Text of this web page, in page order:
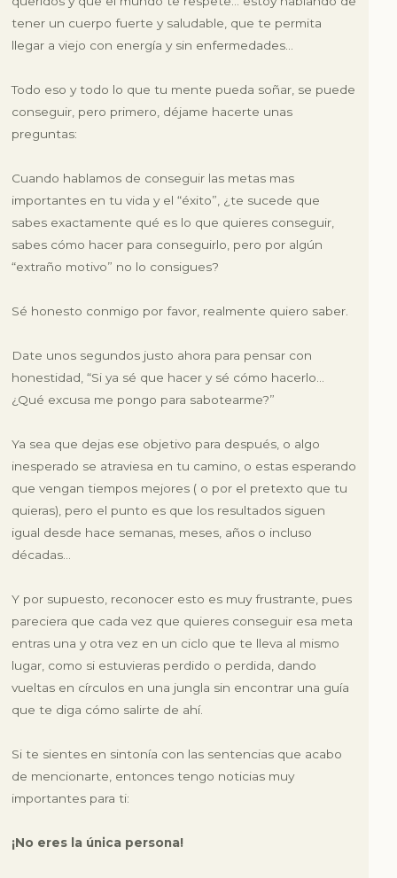
tener un cuerpo fuerte y saludable, que te permita
llegar a viejo con energía y sin enfermedades…
Todo eso y todo lo que tu mente pueda soñar, se puede
conseguir, pero primero, déjame hacerte unas
preguntas:
Cuando hablamos de conseguir las metas mas
importantes en tu vida y el “éxito”, ¿te sucede que
sabes exactamente qué es lo que quieres conseguir,
sabes cómo hacer para conseguirlo, pero por algún
“extraño motivo” no lo consigues?
Sé honesto conmigo por favor, realmente quiero saber.
Date unos segundos justo ahora para pensar con
honestidad,“Si ya sé que hacer y sé cómo hacerlo…
¿Qué excusa me pongo para sabotearme?”
Ya sea que dejas ese objetivo para después, o algo
inesperado se atraviesa en tu camino, o estas esperando
que vengan tiempos mejores ( o por el pretexto que tu
quieras), pero el punto es que los resultados siguen
igual desde hace semanas, meses, años o incluso
décadas…
Y por supuesto, reconocer esto es muy frustrante, pues
pareciera que cada vez que quieres conseguir esa meta
entras una y otra vez en un ciclo que te lleva al mismo
lugar, como si estuvieras perdido o perdida, dando
vueltas en círculos en una jungla sin encontrar una guía
que te diga cómo salirte de ahí.
Si te sientes en sintonía con las sentencias que acabo
de mencionarte, entonces tengo noticias muy
importantes para ti:
¡No eres la única persona!